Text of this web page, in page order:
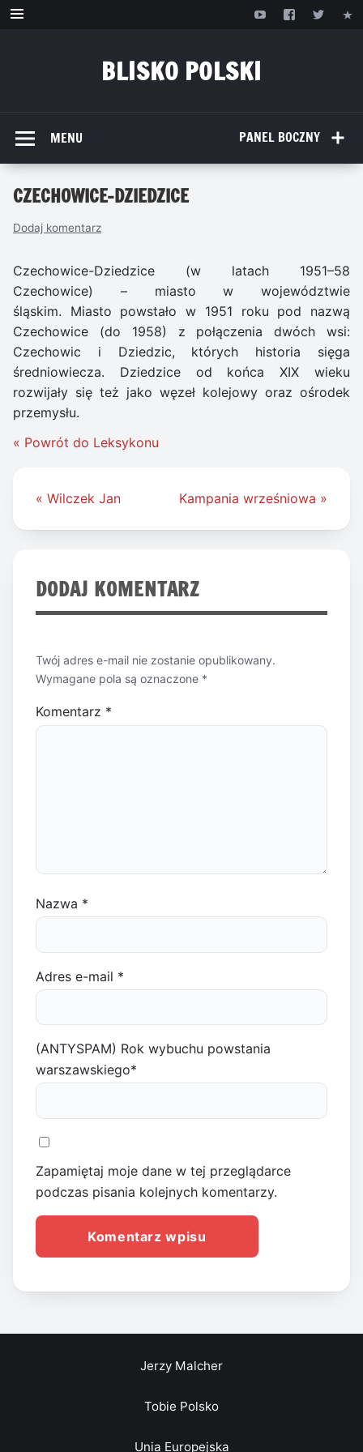
Przejdź
BLISKO POLSKI
PANEL BOCZNY
MENU
CZECHOWICE-DZIEDZICE
Dodaj komentarz
Czechowice-Dziedzice (w latach 1951–58
Czechowice) – miasto w województwie
śląskim. Miasto powstało w 1951 roku pod nazwą
Czechowice (do 1958) z połączenia dwóch wsi:
Czechowic i Dziedzic, których historia sięga
średniowiecza. Dziedzice od końca XIX wieku
rozwijały się też jako węzeł kolejowy oraz ośrodek
przemysłu.
« Powrót do Leksykonu
Nawigacja
« Wilczek Jan Kampania wrześniowa »
DODAJ KOMENTARZ
Twój adres e-mail nie zostanie opublikowany.
Wymagane pola są oznaczone *
Komentarz *
Nazwa *
Adres e-mail *
(ANTYSPAM) Rok wybuchu powstania
warszawskiego*
Zapamiętaj moje dane w tej przeglądarce
podczas pisania kolejnych komentarzy.
Jerzy Malcher
Tobie Polsko
Unia Europejska